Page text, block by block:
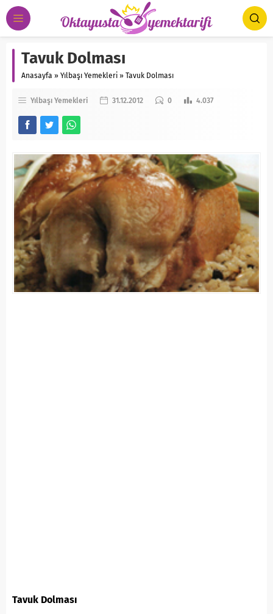
Tavuk Dolması
Anasayfa » Yılbaşı Yemekleri » Tavuk Dolması
Yılbaşı Yemekleri 31.12.2012 0 4.037
Tavuk Dolması